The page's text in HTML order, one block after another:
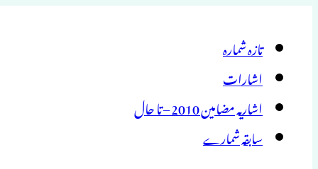
تازہ شمارہ
اشارات
اشاریہ مضامین 2010 – تا حال
سابقہ شمارے